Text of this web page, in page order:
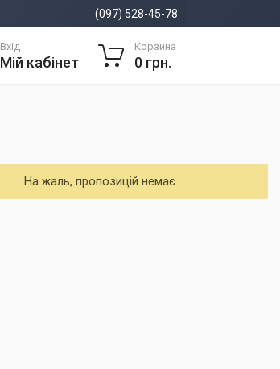
(097) 528-45-78
Вхід
Мій кабінет
Корзина
0 грн.
На жаль, пропозицій немає